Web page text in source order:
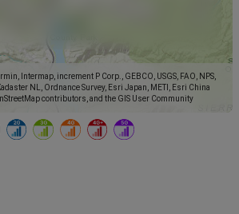
Intermap, increment P Corp., GEBCO, USGS, FAO, NPS,
NL, Ordnance Survey, Esri Japan, METI, Esri China
contributors, and the GIS User Community